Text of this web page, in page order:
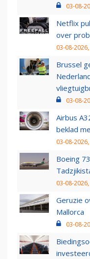
03-08-
Netflix
over
03-08-
Brussel
03-08-
Airbus
beklad
03-08-
Boeing
03-08-
Geruzie
Mallorca
03-08-